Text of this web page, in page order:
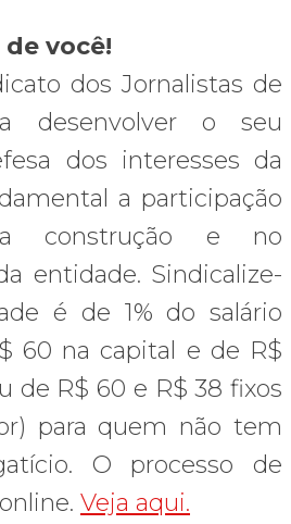
de você!
dos Jornalistas de
desenvolver o seu
dos interesses da
a participação
construção e no
entidade. Sindicalize-
é de 1% do salário
60 na capital e de R$
de R$ 60 e R$ 38 fixos
para quem não tem
O processo de
Veja aqui.